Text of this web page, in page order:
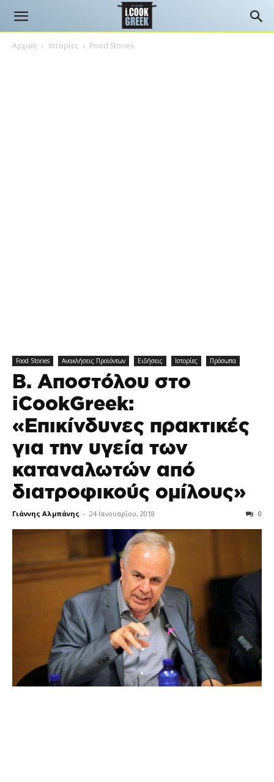
Αρχική Ιστορίες Food Stories
Food Stories Ανακλήσεις Προϊόντων Ειδήσεις Ιστορίες Πρόσωπα
Β. Αποστόλου στο
iCookGreek:
«Επικίνδυνες πρακτικές
για την υγεία των
καταναλωτών από
διατροφικούς ομίλους»
Γιάννης Αλμπάνης - 24 Ιανουαρίου, 2018 0